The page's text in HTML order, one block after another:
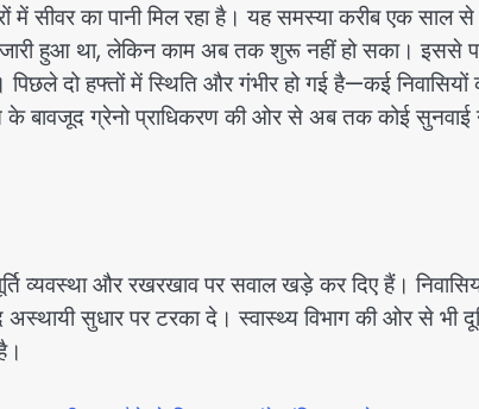
सीवर का पानी मिल रहा है। यह समस्या करीब एक साल से
जारी हुआ था, लेकिन काम अब तक शुरू नहीं हो सका। इससे
दो हफ्तों में स्थिति और गंभीर हो गई है—कई निवासियों
के बावजूद ग्रेनो प्राधिकरण की ओर से अब तक कोई सुनवाई
व्यवस्था और रखरखाव पर सवाल खड़े कर दिए हैं।
सुधार पर टरका दे। स्वास्थ्य विभाग की ओर से भी